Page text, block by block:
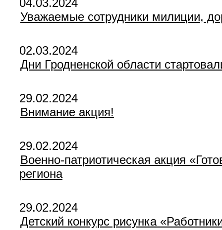
04.03.2024
Уважаемые сотрудники милиции,
02.03.2024
Дни Гродненской области
29.02.2024
Внимание акция!
29.02.2024
Военно-патриотическая акция
региона
29.02.2024
Детский конкурс рисунка